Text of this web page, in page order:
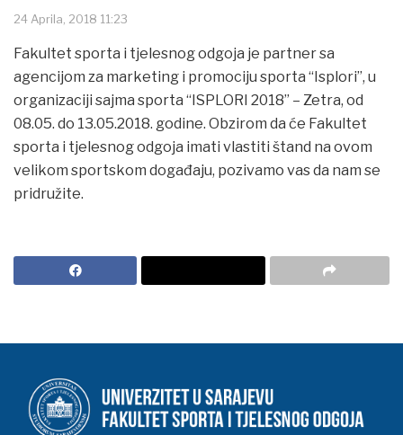
24 Aprila, 2018 11:23
Fakultet sporta i tjelesnog odgoja je partner sa
agencijom za marketing i promociju sporta “Isplori”, u
organizaciji sajma sporta “ISPLORI 2018” – Zetra, od
08.05. do 13.05.2018. godine. Obzirom da će Fakultet
sporta i tjelesnog odgoja imati vlastiti štand na ovom
velikom sportskom događaju, pozivamo vas da nam se
pridružite.